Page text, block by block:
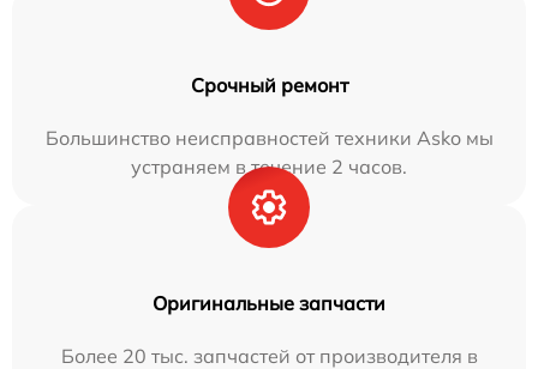
Срочный ремонт
Большинство неисправностей техники Asko мы
устраняем в течение 2 часов.
Оригинальные запчасти
Более 20 тыс. запчастей от производителя в